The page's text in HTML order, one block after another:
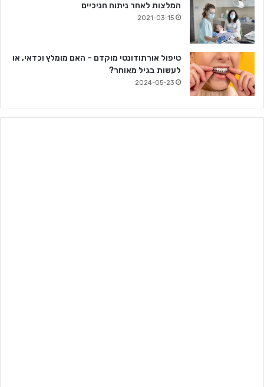
המלצות לאחר ניתוח חניכיים
2021-03-15
טיפול אורתודונטי מוקדם – האם מומלץ וכדאי, או
לעשות בגיל מאוחר?
2024-05-23